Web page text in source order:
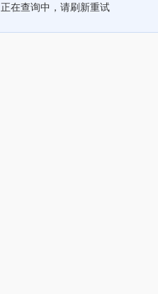
正在查询中，请刷新重试